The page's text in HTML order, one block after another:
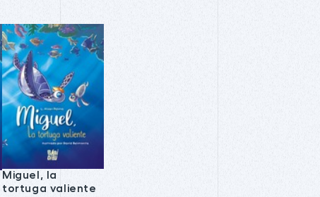
Miguel, la
tortuga valiente